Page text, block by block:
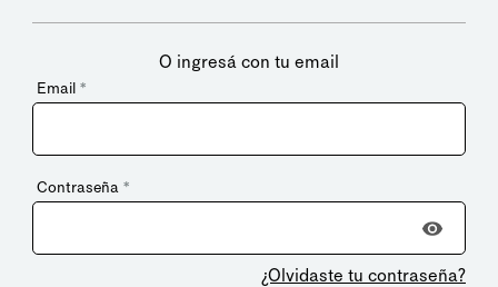
O ingresá con tu email
Email *
Contraseña *
¿Olvidaste tu contraseña?